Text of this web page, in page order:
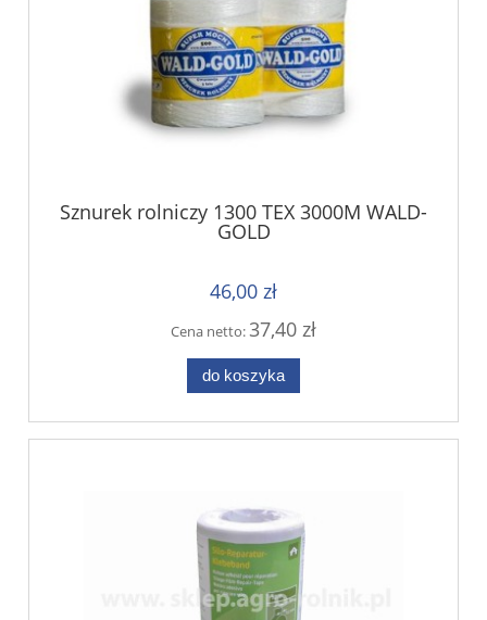
Sznurek rolniczy 1300 TEX 3000M WALD-
GOLD
46,00 zł
Cena netto:37,40 zł
do koszyka